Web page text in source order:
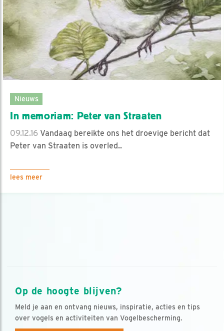
Nieuws
In memoriam: Peter van Straaten
09.12.16 Vandaag bereikte ons het droevige bericht dat
Peter van Straaten is overled..
lees meer
Op de hoogte blijven?
Meld je aan en ontvang nieuws, inspiratie, acties en tips
over vogels en activiteiten van Vogelbescherming.